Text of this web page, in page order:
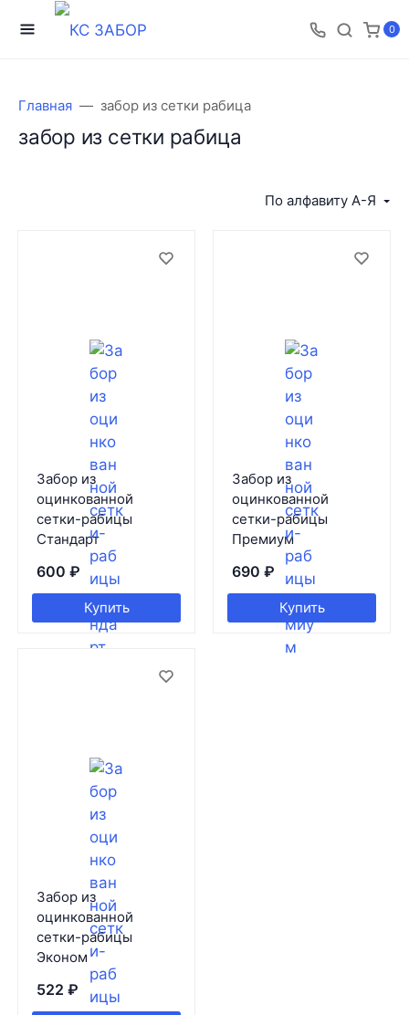
0
Главная забор из сетки рабица
забор из сетки рабица
По алфавиту А-Я
Забор из
оцинкованной
сетки-рабицы
Стандарт
600 ₽
Купить
Забор из
оцинкованной
сетки-рабицы
Премиум
690 ₽
Купить
Забор из
оцинкованной
сетки-рабицы
Эконом
522 ₽